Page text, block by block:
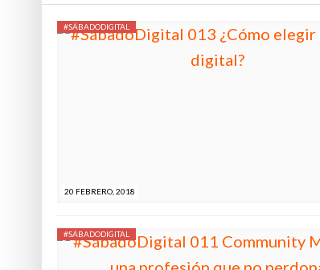
21 FEBRERO, 2024
INTELIGENCIA ARTIFICIAL: IMPULSOR DE
30 PODEROSOS
20 FEBRERO, 2018
#SÁBADODIGITAL
#SÁBADODIGITAL